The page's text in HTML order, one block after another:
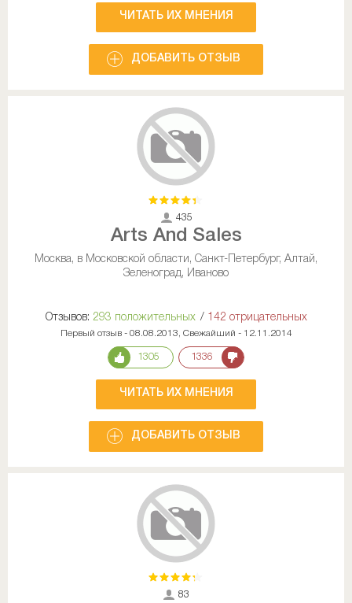
ЧИТАТЬ ИХ МНЕНИЯ
ДОБАВИТЬ ОТЗЫВ
435
Arts And Sales
Москва, в Московской области, Санкт-Петербург, Алтай,
Зеленоград, Иваново
Отзывов: 293 положительных / 142 отрицательных
Первый отзыв - 08.08.2013, Свежайший - 12.11.2014
1305 1336
ЧИТАТЬ ИХ МНЕНИЯ
ДОБАВИТЬ ОТЗЫВ
83